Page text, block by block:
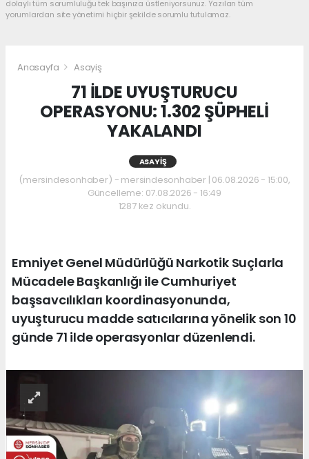
dolaylı tüm sorumluluğu tek başınıza üstleniyorsunuz. Yazılan tüm
yorumlardan site yönetimi hiçbir şekilde sorumlu tutulamaz.
Anasayfa Asayiş
71 İLDE UYUŞTURUCU
OPERASYONU: 1.302 ŞÜPHELİ
YAKALANDI
ASAYIŞ
(mersindesonhaber) - mersindesonhaber | 06.08.2026 - 15:00,
Güncelleme: 07.08.2026 - 16:49
1287 kez okundu.
Emniyet Genel Müdürlüğü Narkotik Suçlarla
Mücadele Başkanlığı ile Cumhuriyet
başsavcılıkları koordinasyonunda,
uyuşturucu madde satıcılarına yönelik son 10
günde 71 ilde operasyonlar düzenlendi.